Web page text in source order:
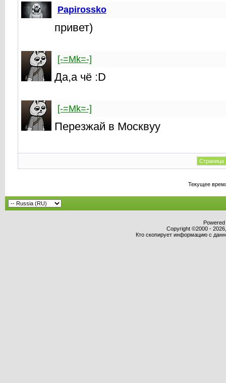
Papirossko
привет)
[-=Mk=-]
Да,а чё :D
[-=Mk=-]
Перезжай в Москвуу
Страница
Текущее
Copyright ©2000 -
Кто скопирует информацию с